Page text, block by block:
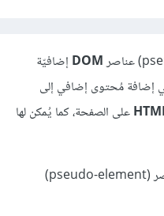
DOM إضافيّة
إضافة مُحتوى إضافي إلى
على الصفحة، كما يُمكن لها
ستتناول هذه المقالة استخدام شبه عنصر (pseudo-element)